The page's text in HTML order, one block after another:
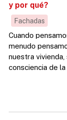
y por qué?
Fachadas
Cuando
menudo
nuestra
consciencia de
vital
abordar hoy